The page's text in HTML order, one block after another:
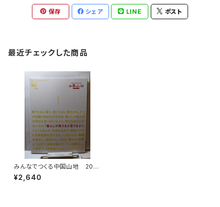
保存 シェア LINE ポスト
最近チェックした商品
みんなでつくる中国山地 2021
№2 暮らし
¥2,640